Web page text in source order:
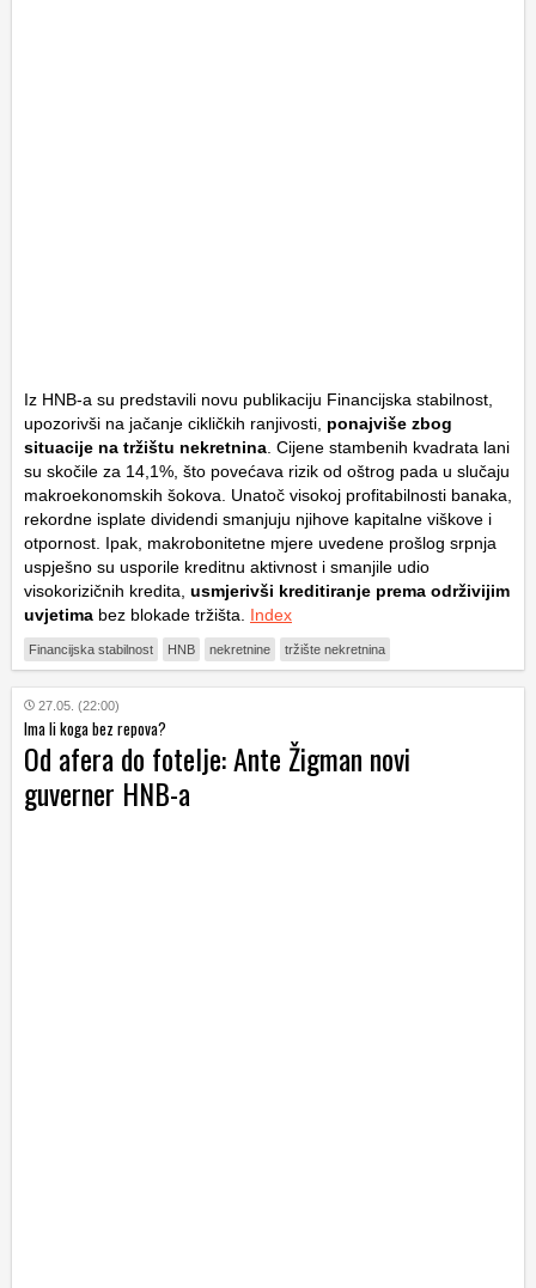
Iz HNB-a su predstavili novu publikaciju Financijska stabilnost
upozorivši na jačanje cikličkih ranjivosti, ponajviše zbog
situacije na tržištu nekretnina . Cijene stambenih kvadrata lani
su skočile za 14,1%, što povećava rizik od oštrog pada u slučaju
makroekonomskih šokova. Unatoč visokoj profitabilnosti banaka,
rekordne isplate dividendi smanjuju njihove kapitalne viškove i
otpornost. Ipak, makrobonitetne mjere uvedene prošlog srpnja
uspješno su usporile kreditnu aktivnost i smanjile udio
visokorizičnih kredita, usmjerivši kreditiranje prema održivijim
uvjetima bez blokade tržišta. Index
Financijska stabilnost HNB nekretnine tržište nekretnina
27.05. (22:00)
Ima li koga bez repova?
Od afera do fotelje: Ante Žigman novi
guverner HNB-a